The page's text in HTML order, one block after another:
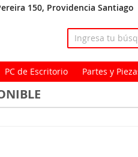
150, Providencia Santiago
PC de Escritorio Partes y